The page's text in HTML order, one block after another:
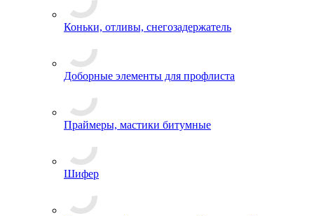
Коньки, отливы, снегозадержатель
Доборные элементы для профлиста
Праймеры, мастики битумные
Шифер